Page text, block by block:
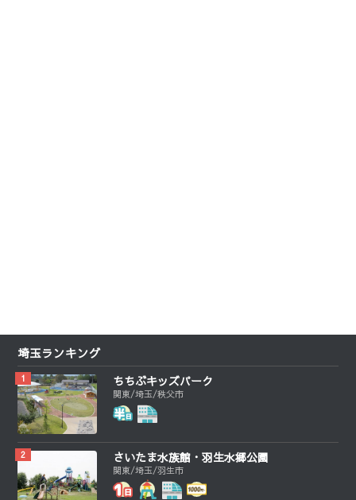
埼玉ランキング
ちちぶキッズパーク
関東/埼玉/秩父市
さいたま水族館・羽生水郷公園
関東/埼玉/羽生市